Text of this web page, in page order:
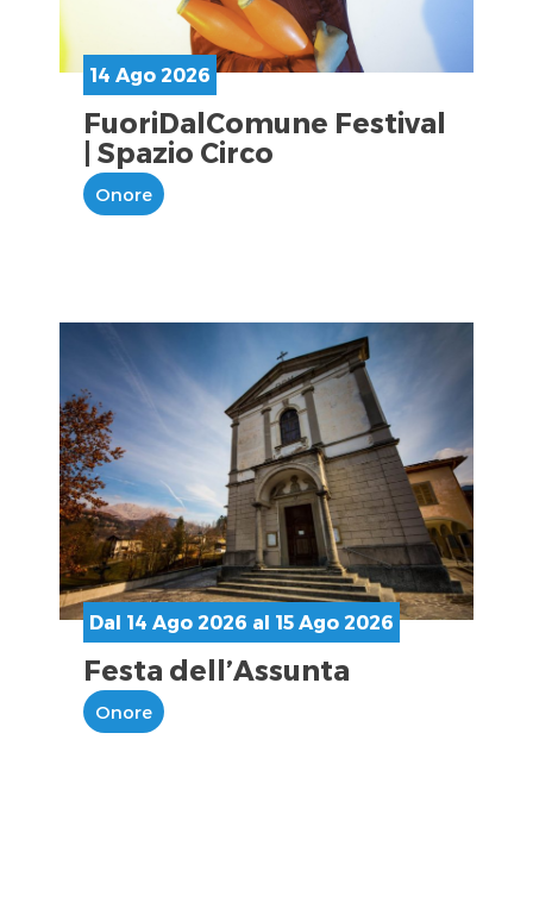
14 Ago 2026
FuoriDalComune Festival
| Spazio Circo
Onore
Dal 14 Ago 2026 al 15 Ago 2026
Festa dell’Assunta
Onore